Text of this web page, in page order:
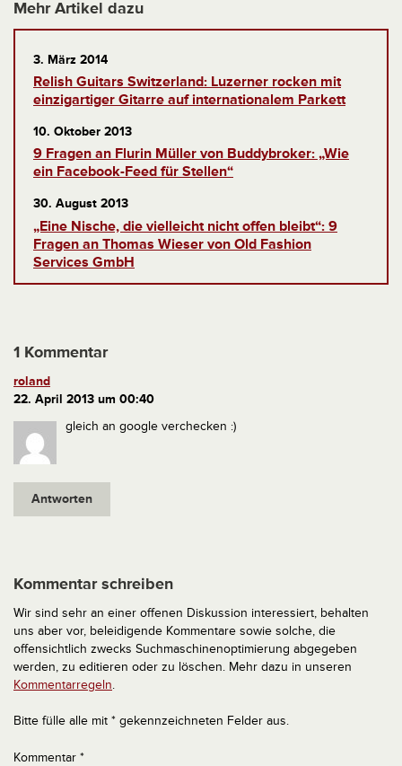
Mehr Artikel dazu
3. März 2014
Relish Guitars Switzerland: Luzerner rocken mit
einzigartiger Gitarre auf internationalem Parkett
10. Oktober 2013
9 Fragen an Flurin Müller von Buddybroker: „Wie
ein Facebook-Feed für Stellen“
30. August 2013
„Eine Nische, die vielleicht nicht offen bleibt“: 9
Fragen an Thomas Wieser von Old Fashion
Services GmbH
1 Kommentar
roland
22. April 2013 um 00:40
gleich an google verchecken :)
Antworten
Kommentar schreiben
Wir sind sehr an einer offenen Diskussion interessiert, behalten
uns aber vor, beleidigende Kommentare sowie solche, die
offensichtlich zwecks Suchmaschinenoptimierung abgegeben
werden, zu editieren oder zu löschen. Mehr dazu in unseren
Kommentarregeln.
Bitte fülle alle mit * gekennzeichneten Felder aus.
Kommentar *